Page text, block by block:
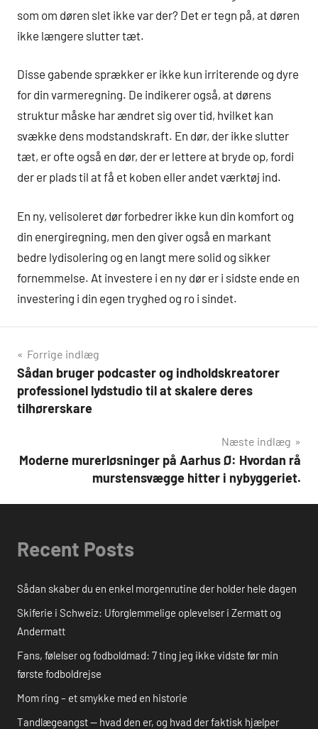
som om døren slet ikke var der? Det er tegn på, at døren
ikke længere slutter tæt.
Disse gabende sprækker er ikke kun irriterende og dyre
for din varmeregning. De indikerer også, at dørens
struktur måske har ændret sig over tid, hvilket kan
svække dens modstandskraft. En dør, der ikke slutter
tæt, er ofte også en dør, der er lettere at bryde op, fordi
der er plads til at få et koben eller andet værktøj ind.
En ny, velisoleret dør forbedrer ikke kun din komfort og
din energiregning, men den giver også en markant
bedre lydisolering og en langt mere solid og sikker
fornemmelse. At investere i en ny dør er i sidste ende en
investering i din egen tryghed og ro i sindet.
Indlægsnavigation
Forrige indlæg
Sådan bruger podcaster og indholdskreatorer
professionel lydstudio til at skalere deres
tilhørerskare
Næste indlæg
Moderne murerløsninger på Aarhus Ø: Hvordan rå
murstensvægge hitter i nybyggeriet.
Recent Posts
Sådan skaber du en enkel morgenrutine der holder hele dagen
Skiferie i Schweiz: Uforglemmelige oplevelser i Zermatt og
Andermatt
Fans, følelser og fodboldmad: 7 ting jeg ikke vidste før min
første fodboldrejse
Mom ring – et smykke med en historie
Tandlægeangst — hvad den er, og hvad der faktisk hjælper